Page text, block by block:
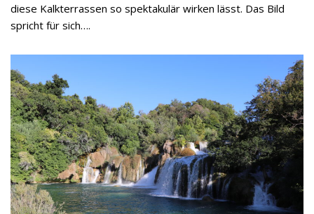
diese Kalkterrassen so spektakulär wirken lässt. Das Bild
spricht für sich….